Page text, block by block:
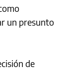
un presunto
de